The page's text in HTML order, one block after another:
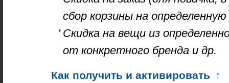
сбор корзины на
Скидка на вещи из
от конкретного бренда и др.
Как получить и активировать ↑